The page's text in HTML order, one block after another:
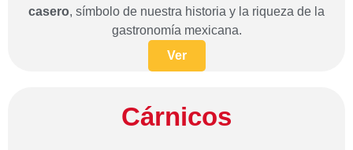
casero, símbolo de nuestra historia y la riqueza de la
gastronomía mexicana.
Ver
Cárnicos